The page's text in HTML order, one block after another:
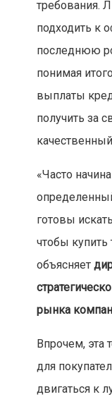
требования.
подходить к
последнюю
понимая
выплаты
получить за
«Часто
готовы
чтобы купить
объясняет
рынка
Впрочем, эта
для
двигаться к